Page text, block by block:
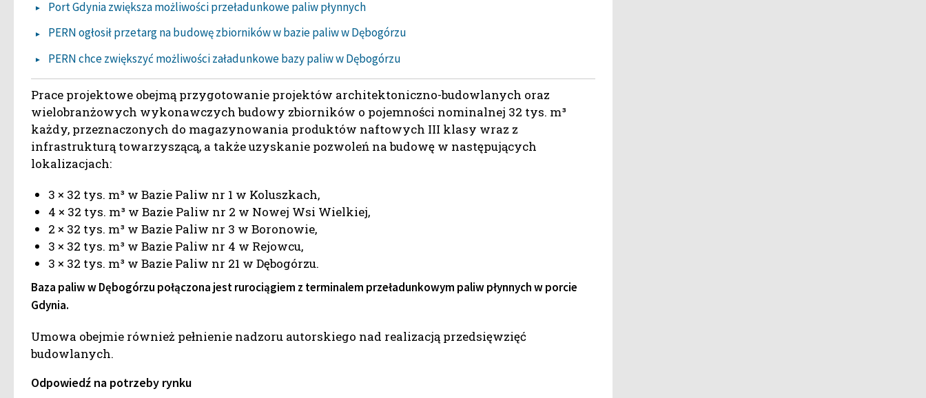
Port Gdynia zwiększa możliwości przeładunkowe paliw płynnych
PERN ogłosił przetarg na budowę zbiorników w bazie paliw w Dębogórzu
PERN chce zwiększyć możliwości załadunkowe bazy paliw w Dębogórzu
Prace projektowe obejmą przygotowanie projektów architektoniczno-budowlanych oraz
wielobranżowych wykonawczych budowy zbiorników o pojemności nominalnej 32 tys. m³
każdy, przeznaczonych do magazynowania produktów naftowych III klasy wraz z
infrastrukturą towarzyszącą, a także uzyskanie pozwoleń na budowę w następujących
lokalizacjach:
3 × 32 tys. m³ w Bazie Paliw nr 1 w Koluszkach,
4 × 32 tys. m³ w Bazie Paliw nr 2 w Nowej Wsi Wielkiej,
2 × 32 tys. m³ w Bazie Paliw nr 3 w Boronowie,
3 × 32 tys. m³ w Bazie Paliw nr 4 w Rejowcu,
3 × 32 tys. m³ w Bazie Paliw nr 21 w Dębogórzu.
Baza paliw w Dębogórzu połączona jest rurociągiem z terminalem przeładunkowym paliw płynnych w porcie
Gdynia.
Umowa obejmie również pełnienie nadzoru autorskiego nad realizacją przedsięwzięć
budowlanych.
Odpowiedź na potrzeby rynku